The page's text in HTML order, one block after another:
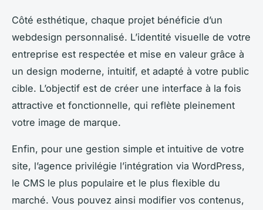
Côté esthétique, chaque projet bénéficie d’un
webdesign personnalisé. L’identité visuelle de votre
entreprise est respectée et mise en valeur grâce à
un design moderne, intuitif, et adapté à votre public
cible. L’objectif est de créer une interface à la fois
attractive et fonctionnelle, qui reflète pleinement
votre image de marque.
Enfin, pour une gestion simple et intuitive de votre
site, l’agence privilégie l’intégration via WordPress,
le CMS le plus populaire et le plus flexible du
marché. Vous pouvez ainsi modifier vos contenus,